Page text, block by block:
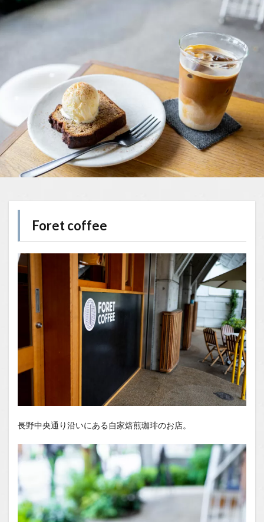
Foret coffee
長野中央通り沿いにある自家焙煎珈琲のお店。